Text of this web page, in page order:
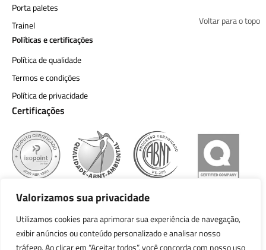
Valorizamos sua privacidade
Utilizamos cookies para aprimorar sua experiência de navegação,
exibir anúncios ou conteúdo personalizado e analisar nosso
tráfego. Ao clicar em “Aceitar todos”, você concorda com nosso uso
Porta paletes
Trainel
Políticas e certificações
Política de qualidade
Termos e condições
Política de privacidade
Voltar para o topo
Certificações
Política de qualidade